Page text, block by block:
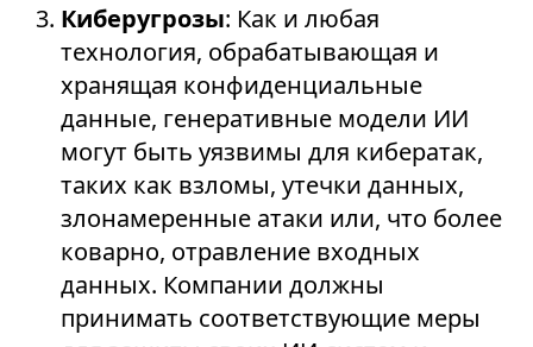
Киберугрозы: Как и любая
технология, обрабатывающая и
хранящая конфиденциальные
данные, генеративные модели ИИ
могут быть уязвимы для кибератак,
таких как взломы, утечки данных,
злонамеренные атаки или, что более
коварно, отравление входных
данных. Компании должны
принимать соответствующие меры